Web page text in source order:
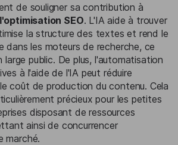
de souligner sa contribution à
SEO. L'IA aide à trouver
la structure des textes et rend le
dans les moteurs de recherche, ce
large public. De plus, l'automatisation
à l'aide de l'IA peut réduire
coût de production du contenu. Cela
précieux pour les petites
disposant de ressources
ainsi de concurrencer
marché.